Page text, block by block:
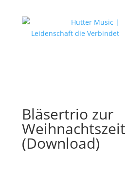
Bläsertrio zur
Weihnachtszeit
(Download)